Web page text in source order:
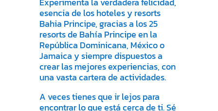
esencia de los hoteles y resorts
Bahia Principe, gracias a los 25
resorts de Bahía Principe en la
República Dominicana, México o
Jamaica y siempre dispuestos a
crear las mejores experiencias, con
una vasta cartera de actividades.
A veces tienes que ir lejos para
encontrar lo que está cerca de ti. Sé